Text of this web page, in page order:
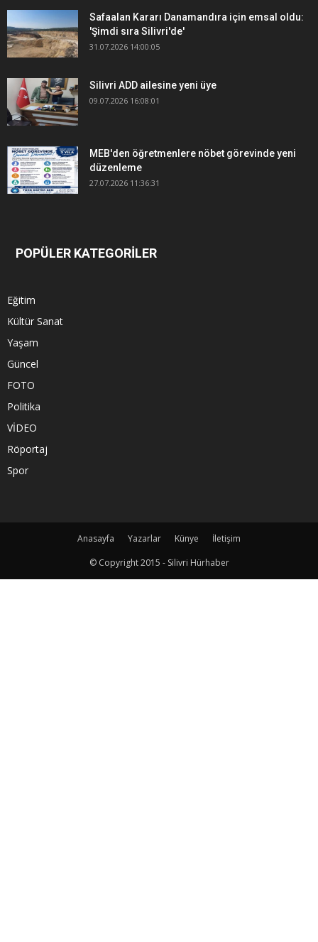
Safaalan Kararı Danamandıra için emsal oldu:
'Şimdi sıra Silivri'de'
31.07.2026 14:00:05
Silivri ADD ailesine yeni üye
09.07.2026 16:08:01
MEB'den öğretmenlere nöbet görevinde yeni
düzenleme
27.07.2026 11:36:31
POPÜLER KATEGORİLER
Eğitim
Kültür Sanat
Yaşam
Güncel
FOTO
Politika
VİDEO
Röportaj
Spor
Anasayfa Yazarlar Künye
İletişim
© Copyright 2015 - Silivri Hürhaber